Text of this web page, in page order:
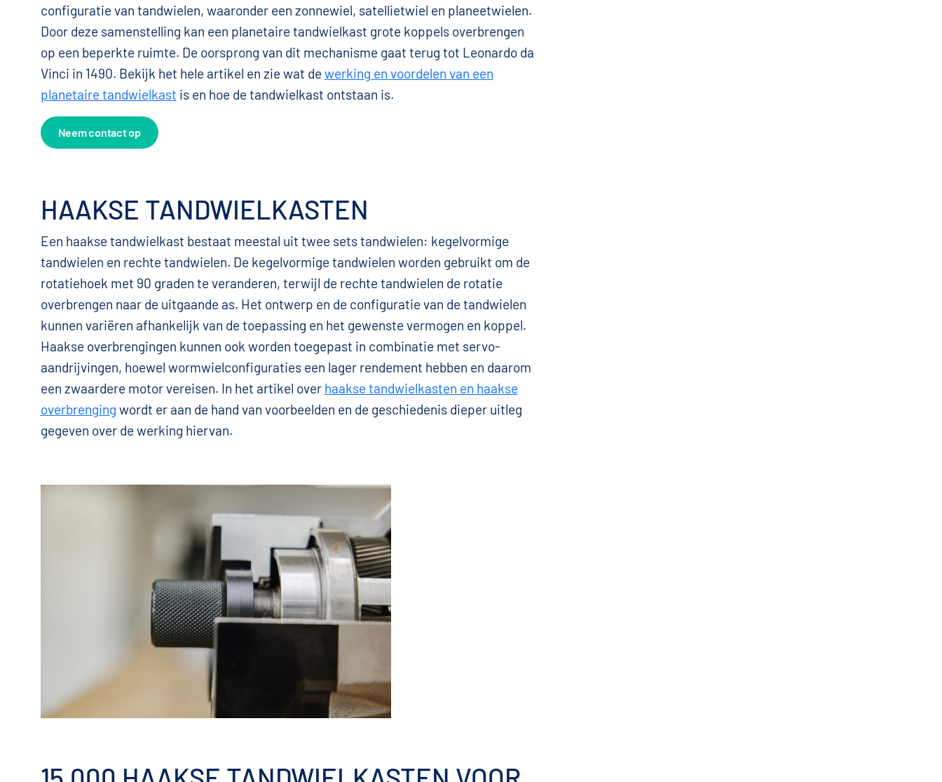
configuratie van tandwielen, waaronder een zonnewiel, satellietwiel en planeetwielen.
Door deze samenstelling kan een planetaire tandwielkast grote koppels overbrengen
op een beperkte ruimte. De oorsprong van dit mechanisme gaat terug tot Leonardo da
Vinci in 1490. Bekijk het hele artikel en zie wat de werking en voordelen van een
planetaire tandwielkast is en hoe de tandwielkast ontstaan is.
Neem contact op
HAAKSE TANDWIELKASTEN
Een haakse tandwielkast bestaat meestal uit twee sets tandwielen: kegelvormige
tandwielen en rechte tandwielen. De kegelvormige tandwielen worden gebruikt om de
rotatiehoek met 90 graden te veranderen, terwijl de rechte tandwielen de rotatie
overbrengen naar de uitgaande as. Het ontwerp en de configuratie van de tandwielen
kunnen variëren afhankelijk van de toepassing en het gewenste vermogen en koppel.
Haakse overbrengingen kunnen ook worden toegepast in combinatie met servo-
aandrijvingen, hoewel wormwielconfiguraties een lager rendement hebben en daarom
een zwaardere motor vereisen. In het artikel over haakse tandwielkasten en haakse
overbrenging wordt er aan de hand van voorbeelden en de geschiedenis dieper uitleg
gegeven over de werking hiervan.